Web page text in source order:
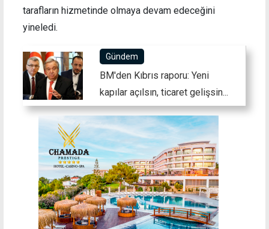
tarafların hizmetinde olmaya devam edeceğini
yineledi.
Gündem
BM'den Kıbrıs raporu: Yeni
kapılar açılsın, ticaret gelişsin...